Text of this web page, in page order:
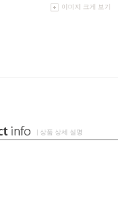
이미지 크게 보기
| 상품 상세 설명